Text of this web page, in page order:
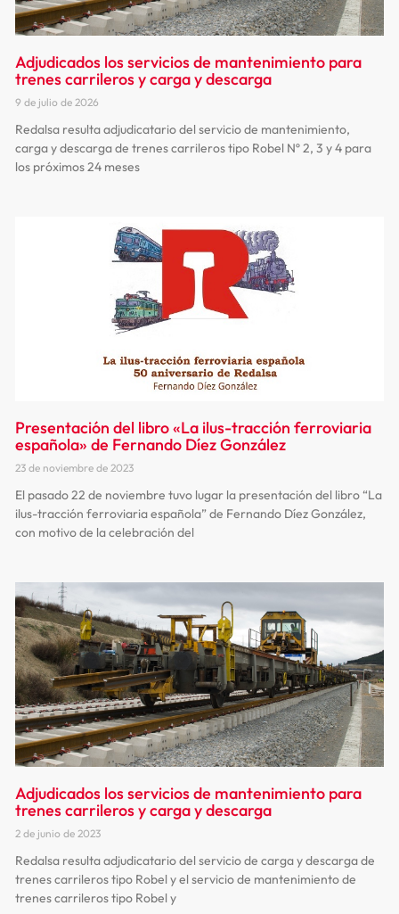
Adjudicados los servicios de mantenimiento para
trenes carrileros y carga y descarga
9 de julio de 2026
Redalsa resulta adjudicatario del servicio de mantenimiento,
carga y descarga de trenes carrileros tipo Robel Nº 2, 3 y 4 para
los próximos 24 meses
Presentación del libro «La ilus-tracción ferroviaria
española» de Fernando Díez González
23 de noviembre de 2023
El pasado 22 de noviembre tuvo lugar la presentación del libro “La
ilus-tracción ferroviaria española” de Fernando Díez González,
con motivo de la celebración del
Adjudicados los servicios de mantenimiento para
trenes carrileros y carga y descarga
2 de junio de 2023
Redalsa resulta adjudicatario del servicio de carga y descarga de
trenes carrileros tipo Robel y el servicio de mantenimiento de
trenes carrileros tipo Robel y